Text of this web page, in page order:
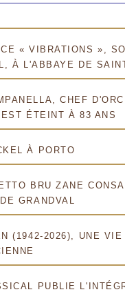
« VIBRATIONS »,
À L'ABBAYE DE
CHEF
ÉTEINT À 83 ANS
À PORTO
BRU ZANE
GRANDVAL
(1942-2026), UNE VIE
PUBLIE